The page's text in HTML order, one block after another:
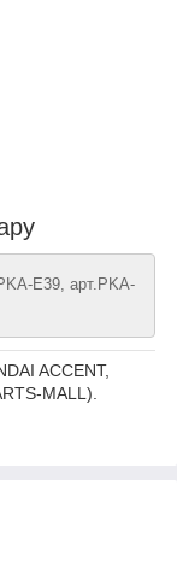
E39, арт.PKA-
ACCENT,
MALL).